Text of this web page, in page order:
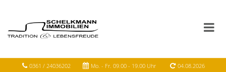
0361 / 24036202 Mo. - Fr. 09.00 - 19.00 Uhr
04.08.2026